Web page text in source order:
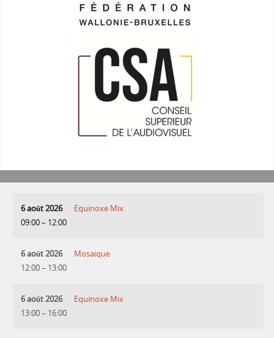
6 août 2026
09:00– 12:00
Equinoxe Mix
6 août 2026
12:00– 13:00
Mosaique
6 août 2026
13:00– 16:00
Equinoxe Mix